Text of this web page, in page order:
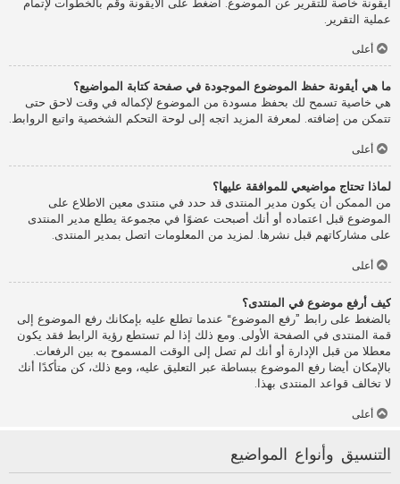
عملية التقرير.
أعلى
ما هي أيقونة حفظ الموضوع الموجودة في صفحة كتابة المواضيع؟
هي خاصية تسمح لك بحفظ مسودة من الموضوع لإكماله في وقت لاحق حتى
تتمكن من إضافته. لمعرفة المزيد اتجه إلى لوحة التحكم الشخصية واتبع الروابط.
أعلى
لماذا تحتاج مواضيعي للموافقة عليها؟
من الممكن أن يكون مدير المنتدى قد حدد في منتدى معين الاطلاع على
الموضوع قبل اعتماده أو أنك أصبحت عضوًا في مجموعة يطلع مدير المنتدى
على مشاركاتهم قبل نشرها. لمزيد من المعلومات اتصل بمدير المنتدى.
أعلى
كيف أرفع موضوع في المنتدى؟
بالضغط على رابط ”رفع الموضوع“ عندما تطلع عليه بإمكانك رفع الموضوع إلى
قمة المنتدى في الصفحة الأولى. ومع ذلك إذا لم تستطع رؤية الرابط فقد يكون
معطلا من قبل الإدارة أو أنك لم تصل إلى الوقت المسموح به بين الرفعات.
بالإمكان أيضا رفع الموضوع ببساطة عبر التعليق عليه، ومع ذلك، كن متأكدًا أنك
لا تخالف قواعد المنتدى بهذا.
أعلى
التنسيق وأنواع المواضيع